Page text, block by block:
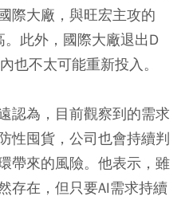
際大廠，與旺宏主攻的
。此外，國際大廠退出D
也不太可能重新投入。
認為，目前觀察到的需求
性囤貨，公司也會持續判
帶來的風險。他表示，雖
存在，但只要AI需求持續